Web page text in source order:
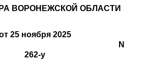
ВОРОНЕЖСКОЙ ОБЛАСТИ
25 ноября 2025
N
262-у